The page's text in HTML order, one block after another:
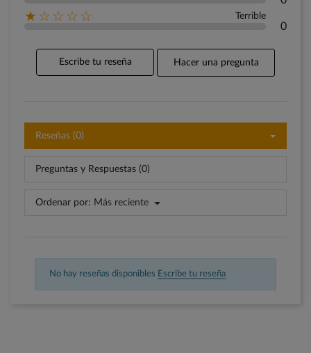
★☆☆☆☆ Terrible
0
Escribe tu reseña Hacer una pregunta
Reseñas (0)
Preguntas y Respuestas (0)
Ordenar por: Más reciente
No hay reseñas disponibles Escribe tu reseña